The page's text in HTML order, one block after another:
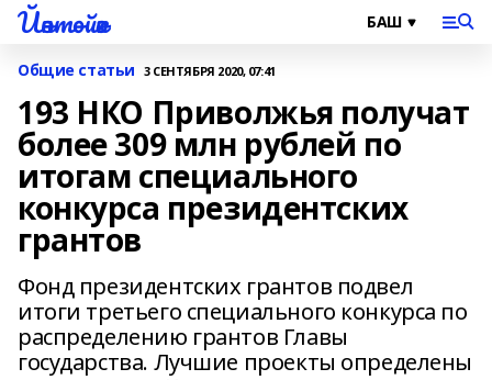
Йәнтөйәк
Общие статьи 3 СЕНТЯБРЯ 2020, 07:41
193 НКО Приволжья получат
более 309 млн рублей по
итогам специального
конкурса президентских
грантов
Фонд президентских грантов подвел
итоги третьего специального конкурса по
распределению грантов Главы
государства. Лучшие проекты определены